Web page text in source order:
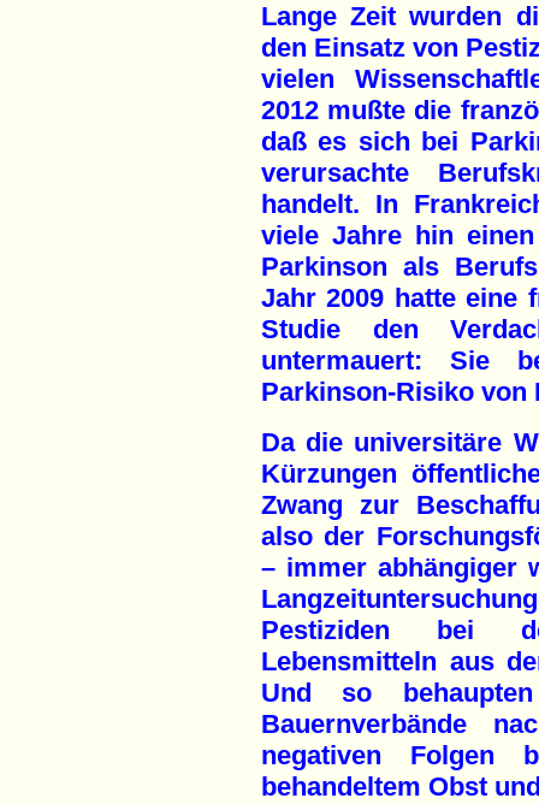
Lange Zeit wurden
den Einsatz von
vielen
2012 mußte die
daß es sich bei
verursachte
handelt. In
viele Jahre hin
Parkinson als
Jahr 2009 hatte eine
Studie den
untermauert: Sie
Parkinson-Risiko von
Da die universitäre
Kürzungen
Zwang zur
also der
– immer abhängiger
Pestiziden bei
Lebensmitteln aus
Und so
Bauernverbände
negativen Folgen
behandeltem Obst